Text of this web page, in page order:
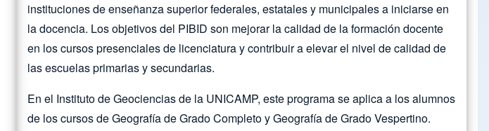
instituciones de enseñanza superior federales, estatales y municipales a iniciarse en
la docencia. Los objetivos del PIBID son mejorar la calidad de la formación docente
en los cursos presenciales de licenciatura y contribuir a elevar el nivel de calidad de
las escuelas primarias y secundarias.
En el Instituto de Geociencias de la UNICAMP, este programa se aplica a los alumnos
de los cursos de Geografía de Grado Completo y Geografía de Grado Vespertino.